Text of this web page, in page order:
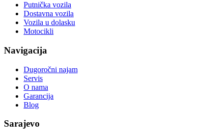
Putnička vozila
Dostavna vozila
Vozila u dolasku
Motocikli
Navigacija
Dugoročni najam
Servis
O nama
Garancija
Blog
Sarajevo